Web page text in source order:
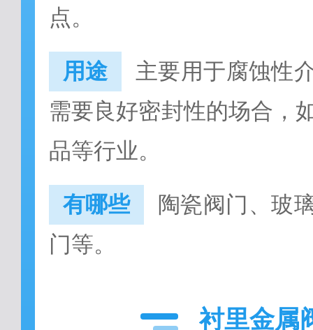
点。
用途
主要用于腐蚀性
需要良好密封性的场合，
品等行业。
有哪些
陶瓷阀门、玻
门等。
衬里金属